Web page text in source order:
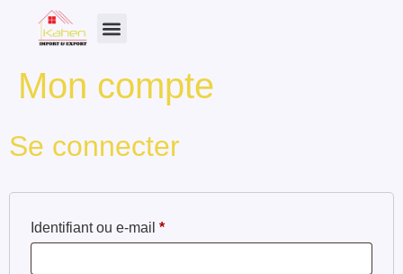
Mon compte
Se connecter
Identifiant ou e-mail *